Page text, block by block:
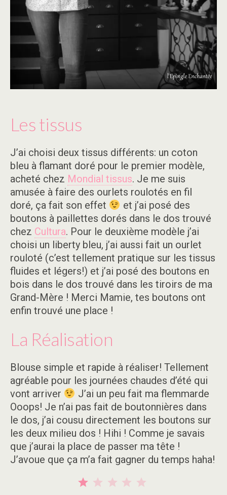
Les tissus
J’ai choisi deux tissus différents: un coton
bleu à flamant doré pour le premier modèle,
acheté chez Mondial tissus. Je me suis
amusée à faire des ourlets roulotés en fil
doré, ça fait son effet
et j’ai posé des
boutons à paillettes dorés dans le dos trouvé
chez Cultura. Pour le deuxième modèle j’ai
choisi un liberty bleu, j’ai aussi fait un ourlet
rouloté (c’est tellement pratique sur les tissus
fluides et légers!) et j’ai posé des boutons en
bois dans le dos trouvé dans les tiroirs de ma
Grand-Mère ! Merci Mamie, tes boutons ont
enfin trouvé une place !
La Réalisation
Blouse simple et rapide à réaliser! Tellement
agréable pour les journées chaudes d’été qui
vont arriver
J’ai un peu fait ma flemmarde
Ooops! Je n’ai pas fait de boutonnières dans
le dos, j’ai cousu directement les boutons sur
les deux milieu dos ! Hihi ! Comme je savais
que j’aurai la place de passer ma tête !
J’avoue que ça m’a fait gagner du temps haha!